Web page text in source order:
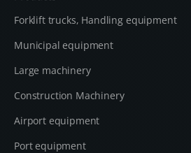
Forklift trucks, Handling equipment
Municipal equipment
Large machinery
Construction Machinery
Airport equipment
Port equipment